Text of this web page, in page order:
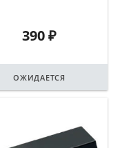
390₽
ОЖИДАЕТСЯ